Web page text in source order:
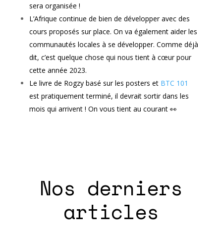
sera organisée !
L’Afrique continue de bien de développer avec des
cours proposés sur place. On va également aider les
communautés locales à se développer. Comme déjà
dit, c’est quelque chose qui nous tient à cœur pour
cette année 2023.
Le livre de Rogzy basé sur les posters et BTC 101
est pratiquement terminé, il devrait sortir dans les
mois qui arrivent ! On vous tient au courant 👀
Nos derniers
articles